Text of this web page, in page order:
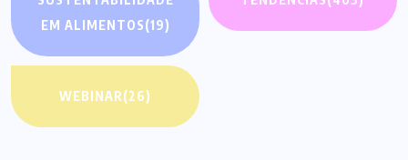
EM ALIMENTOS(19)
WEBINAR(26)